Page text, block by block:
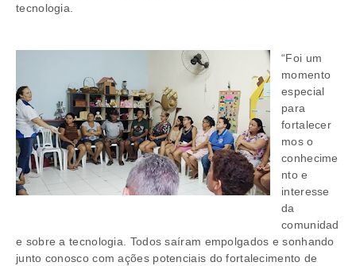
tecnologia.
“Foi um
momento
especial
para
fortalecer
mos o
conhecime
nto e
interesse
da
comunidad
e sobre a tecnologia. Todos saíram empolgados e sonhando
junto conosco com ações potenciais do fortalecimento de